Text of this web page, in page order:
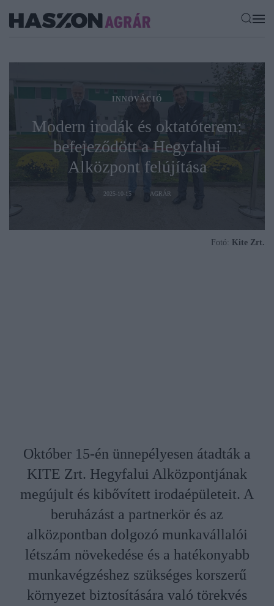
INNOVÁCIÓ
Modern irodák és oktatóterem:
befejeződött a Hegyfalui
Alközpont felújítása
2025-10-15 AGRÁR
Fotó: Kite Zrt.
Október 15-én ünnepélyesen átadták a
KITE Zrt. Hegyfalui Alközpontjának
megújult és kibővített irodaépületeit. A
beruházást a partnerkör és az
alközpontban dolgozó munkavállalói
létszám növekedése és a hatékonyabb
munkavégzéshez szükséges korszerű
környezet biztosítására való törekvés